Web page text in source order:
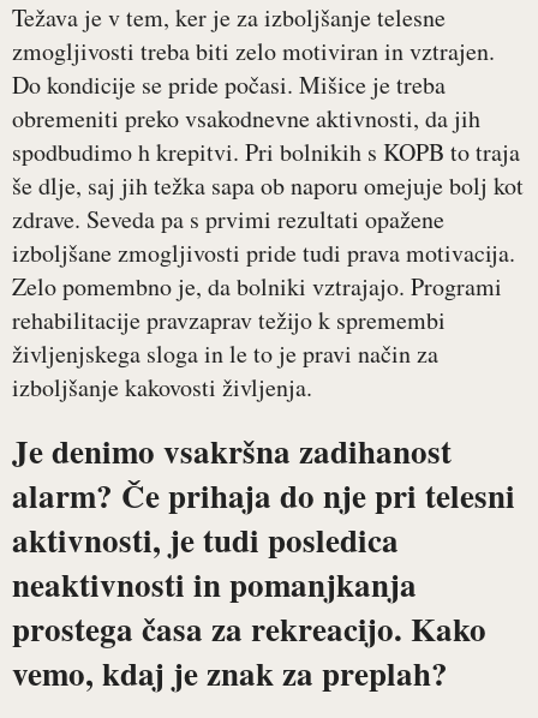
Težava je v tem, ker je za izboljšanje telesne
zmogljivosti treba biti zelo motiviran in vztrajen.
Do kondicije se pride počasi. Mišice je treba
obremeniti preko vsakodnevne aktivnosti, da jih
spodbudimo h krepitvi. Pri bolnikih s KOPB to traja
še dlje, saj jih težka sapa ob naporu omejuje bolj kot
zdrave. Seveda pa s prvimi rezultati opažene
izboljšane zmogljivosti pride tudi prava motivacija.
Zelo pomembno je, da bolniki vztrajajo. Programi
rehabilitacije pravzaprav težijo k spremembi
življenjskega sloga in le to je pravi način za
izboljšanje kakovosti življenja.
Je denimo vsakršna zadihanost
alarm? Če prihaja do nje pri telesni
aktivnosti, je tudi posledica
neaktivnosti in pomanjkanja
prostega časa za rekreacijo. Kako
vemo, kdaj je znak za preplah?